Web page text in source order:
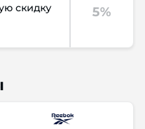
5%
скидку